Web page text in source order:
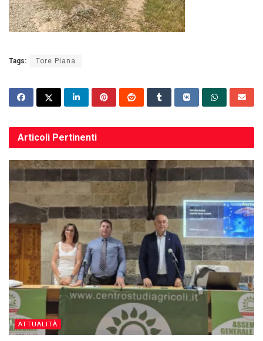
Tags: Tore Piana
Articoli Pertinenti
ATTUALITÀ